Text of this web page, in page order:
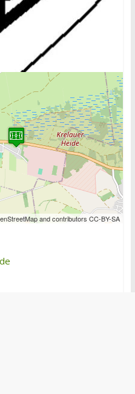
and contributors CC-BY-SA